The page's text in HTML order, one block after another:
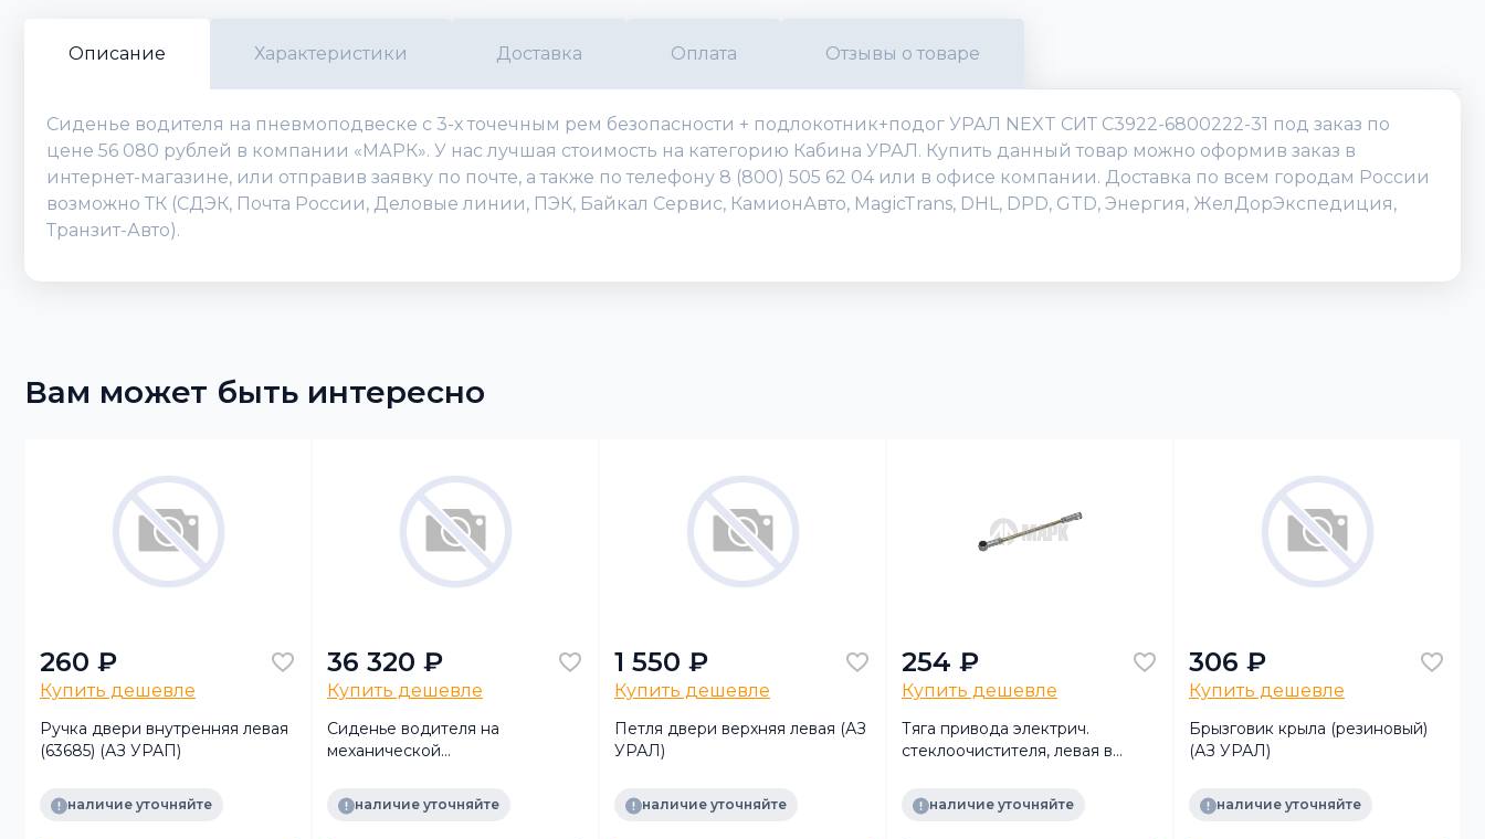
Описание Характеристики Доставка Оплата Отзывы о товаре
Сиденье водителя на пневмоподвеске с 3-х точечным рем безопасности + подлокотник+подог УРАЛ NEXT СИТ С3922-6800222-31 под заказ по
цене 56 080 рублей в компании «МАРК». У нас лучшая стоимость на категорию Кабина УРАЛ. Купить данный товар можно оформив заказ в
интернет-магазине, или отправив заявку по почте, а также по телефону 8 (800) 505 62 04 или в офисе компании. Доставка по всем городам России
возможно ТК (СДЭК, Почта России, Деловые линии, ПЭК, Байкал Сервис, КамионАвто, MagicTrans, DHL, DPD, GTD, Энергия, ЖелДорЭкспедиция,
Транзит-Авто).
Вам может быть интересно
260 ₽
Купить дешевле
Ручка двери внутренняя левая
(63685) (АЗ УРАП)
наличие уточняйте
36 320 ₽
Купить дешевле
Сиденье водителя на
механической
с 3-х точечным рем
безопасности УРАЛ СИТ
наличие уточняйте
1 550 ₽
Купить дешевле
Петля двери верхняя левая (АЗ
УРАЛ)
наличие уточняйте
254 ₽
Купить дешевле
Тяга привода электрич.
стеклоочистителя, левая в
наличие уточняйте
306 ₽
Купить дешевле
Брызговик крыла (резиновый)
(АЗ УРАЛ)
наличие уточняйте